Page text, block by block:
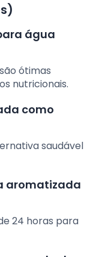
água
ótimas
nutricionais.
como
saudável
aromatizada
24 horas para